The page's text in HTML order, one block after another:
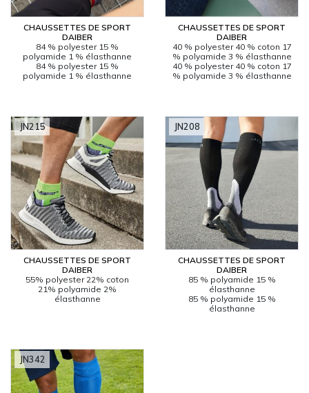
CHAUSSETTES DE SPORT
DAIBER
84 % polyester 15 %
polyamide 1 % élasthanne
84 % polyester 15 %
polyamide 1 % élasthanne
CHAUSSETTES DE SPORT
DAIBER
40 % polyester 40 % coton 17
% polyamide 3 % élasthanne
40 % polyester 40 % coton 17
% polyamide 3 % élasthanne
CHAUSSETTES DE SPORT
DAIBER
55% polyester 22% coton
21% polyamide 2%
élasthanne
JN215
CHAUSSETTES DE SPORT
DAIBER
85 % polyamide 15 %
élasthanne
85 % polyamide 15 %
élasthanne
JN208
JN342